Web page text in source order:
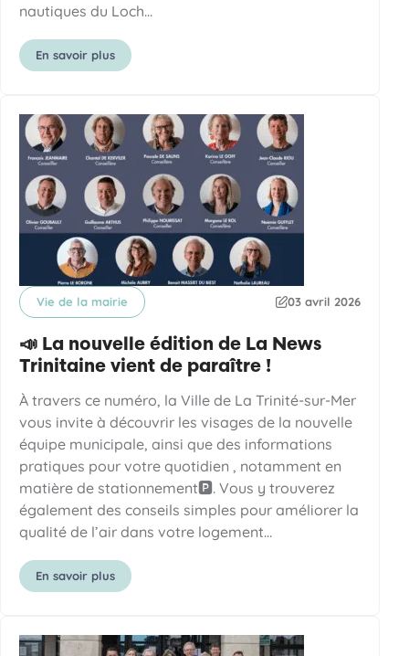
nautiques du Loch…
En savoir plus
📣 La nouvelle édition de La News
Trinitaine vient de paraître !
Catégorie
Vie de la mairie Date de publication
03 avril 2026
À travers ce numéro, la Ville de La Trinité-sur-Mer
vous invite à découvrir les visages de la nouvelle
équipe municipale, ainsi que des informations
pratiques pour votre quotidien , notamment en
matière de stationnement🅿️. Vous y trouverez
également des conseils simples pour améliorer la
qualité de l’air dans votre logement…
En savoir plus